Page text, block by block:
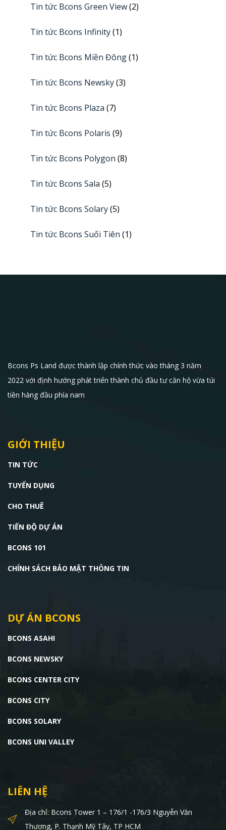
Tin tức Bcons Green View(2)
Tin tức Bcons Infinity(1)
Tin tức Bcons Miền Đông(1)
Tin tức Bcons Newsky(3)
Tin tức Bcons Plaza (7)
Tin tức Bcons Polaris (9)
Tin tức Bcons Polygon (8)
Tin tức Bcons Sala (5)
Tin tức Bcons Solary(5)
Tin tức Bcons Suối Tiên (1)
Bcons Ps Land được thành lập chính thức vào tháng 3 năm
2022 với định hướng phát triển thành chủ đầu tư căn hộ vừa túi
tiền hàng đầu phía nam
GIỚI THIỆU
TIN TỨC
TUYỂN DỤNG
CHO THUÊ
TIẾN ĐỘ DỰ ÁN
BCONS 101
CHÍNH SÁCH BẢO MẬT THÔNG TIN
DỰ ÁN BCONS
BCONS ASAHI
BCONS NEWSKY
BCONS CENTER CITY
BCONS CITY
BCONS SOLARY
BCONS UNI VALLEY
LIÊN HỆ
Địa chỉ: Bcons Tower 1 – 176/1 -176/3 Nguyễn Văn
Thương, P. Thạnh Mỹ Tây, TP HCM